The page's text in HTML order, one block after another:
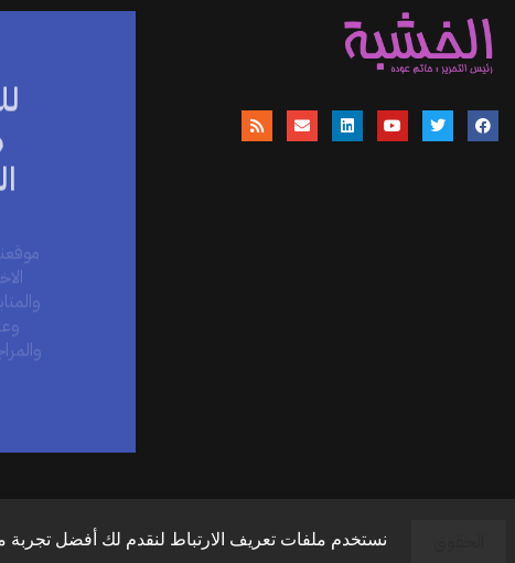
نستخدم ملفات تعريف الارتباط لنقدم لك أفضل تجربة